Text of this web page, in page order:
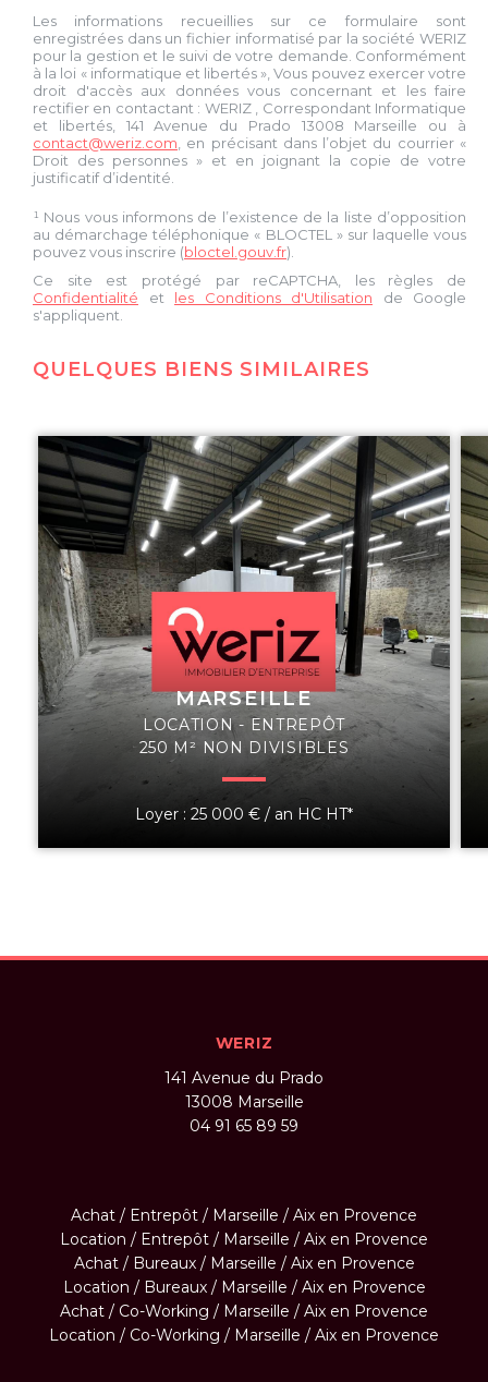
Les informations recueillies sur ce formulaire sont
enregistrées dans un fichier informatisé par la société WERIZ
pour la gestion et le suivi de votre demande. Conformément
à la loi « informatique et libertés », Vous pouvez exercer votre
droit d'accès aux données vous concernant et les faire
rectifier en contactant : WERIZ
, Correspondant Informatique
et libertés, 141 Avenue du Prado 13008 Marseille ou à
contact@weriz.com , en précisant dans l’objet du courrier «
Droit des personnes » et en joignant la copie de votre
justificatif d’identité.
¹ Nous vous informons de l’existence de la liste d’opposition
au démarchage téléphonique « BLOCTEL » sur laquelle vous
pouvez vous inscrire (bloctel.gouv.fr).
Ce site est protégé par reCAPTCHA, les règles de
Confidentialité et les Conditions d'Utilisation de Google
s'appliquent.
QUELQUES BIENS SIMILAIRES
MARSEILLE
LOCATION - ENTREPÔT
250 M² NON DIVISIBLES
Loyer : 25 000 € / an HC HT*
WERIZ
141 Avenue du Prado
13008 Marseille
04 91 65 89 59
Achat / Entrepôt / Marseille / Aix en Provence
Location / Entrepôt / Marseille / Aix en Provence
Achat / Bureaux / Marseille / Aix en Provence
Location / Bureaux / Marseille / Aix en Provence
Achat / Co-Working / Marseille / Aix en Provence
Location / Co-Working / Marseille / Aix en Provence